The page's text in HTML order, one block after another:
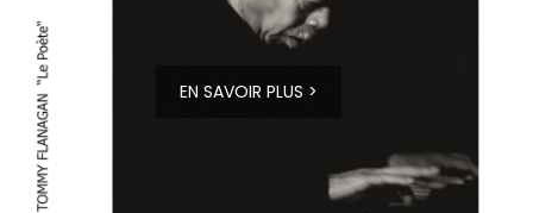
EN SAVOIR PLUS >